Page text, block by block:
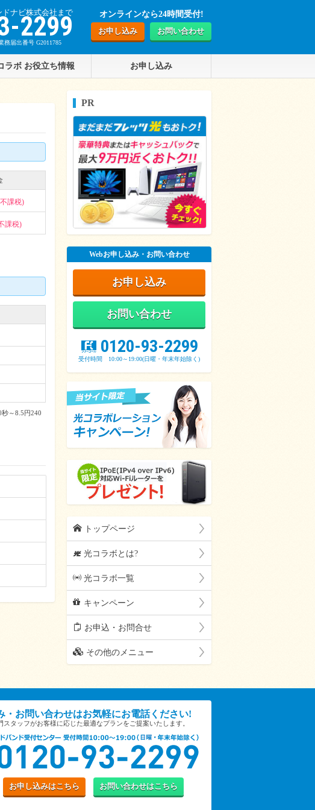
ナビ株式会社まで
2299
務届出番号 G2011785
オンラインなら24時間受付!
お申し込み
お問い合わせ
ラボ お役立ち情報 お申し込み
課税)
課税)
～8.5円240
PR
Webお申し込み・お問い合わせ
お申し込み
お問い合わせ
z 0120-93-2299
受付時間 10:00～19:00(日曜・年末年始除く)
h トップページ
F 光コラボとは?
p 光コラボ一覧
c キャンペーン
m お申込・お問合せ
o その他のメニュー
・お問い合わせはお気軽にお電話ください!
スタッフがお客様に応じた最適なプランをご提案いたします。
お申し込みはこちら お問い合わせはこちら